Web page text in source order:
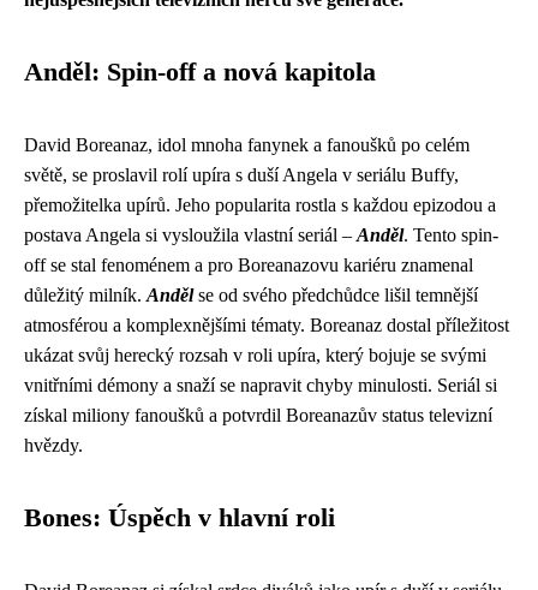
Anděl: Spin-off a nová kapitola
David Boreanaz, idol mnoha fanynek a fanoušků po celém
světě, se proslavil rolí upíra s duší Angela v seriálu Buffy,
přemožitelka upírů. Jeho popularita rostla s každou epizodou a
postava Angela si vysloužila vlastní seriál – Anděl. Tento spin-
off se stal fenoménem a pro Boreanazovu kariéru znamenal
důležitý milník. Andělse od svého předchůdce lišil temnější
atmosférou a komplexnějšími tématy. Boreanaz dostal příležitost
ukázat svůj herecký rozsah v roli upíra, který bojuje se svými
vnitřními démony a snaží se napravit chyby minulosti. Seriál si
získal miliony fanoušků a potvrdil Boreanazův status televizní
hvězdy.
Bones: Úspěch v hlavní roli